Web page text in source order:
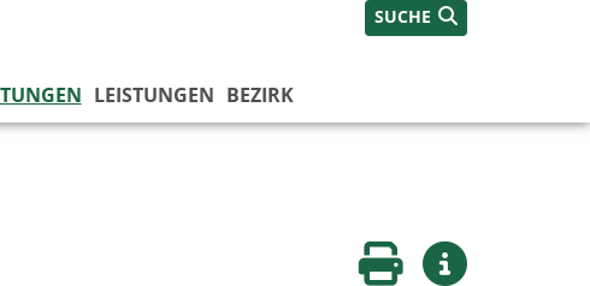
SUCHE
LEISTUNGEN BEZIRK
Seite druckenWeitere Infos